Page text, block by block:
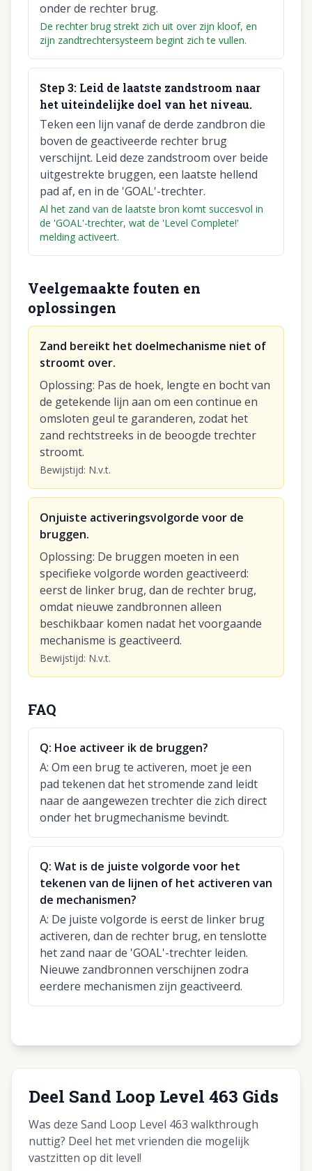
onder de rechter brug.
De rechter brug strekt zich uit over zijn kloof, en
zijn zandtrechtersysteem begint zich te vullen.
Step3: Leid de laatste zandstroom naar
het uiteindelijke doel van het niveau.
Teken een lijn vanaf de derde zandbron die
boven de geactiveerde rechter brug
verschijnt. Leid deze zandstroom over beide
uitgestrekte bruggen, een laatste hellend
pad af, en in de 'GOAL'-trechter.
Al het zand van de laatste bron komt succesvol in
de 'GOAL'-trechter, wat de 'Level Complete!'
melding activeert.
Veelgemaakte fouten en
oplossingen
Zand bereikt het doelmechanisme niet of
stroomt over.
Oplossing: Pas de hoek, lengte en bocht van
de getekende lijn aan om een continue en
omsloten geul te garanderen, zodat het
zand rechtstreeks in de beoogde trechter
stroomt.
Bewijstijd: N.v.t.
Onjuiste activeringsvolgorde voor de
bruggen.
Oplossing: De bruggen moeten in een
specifieke volgorde worden geactiveerd:
eerst de linker brug, dan de rechter brug,
omdat nieuwe zandbronnen alleen
beschikbaar komen nadat het voorgaande
mechanisme is geactiveerd.
Bewijstijd: N.v.t.
FAQ
Q: Hoe activeer ik de bruggen?
A: Om een brug te activeren, moet je een
pad tekenen dat het stromende zand leidt
naar de aangewezen trechter die zich direct
onder het brugmechanisme bevindt.
Q: Wat is de juiste volgorde voor het
tekenen van de lijnen of het activeren van
de mechanismen?
A: De juiste volgorde is eerst de linker brug
activeren, dan de rechter brug, en tenslotte
het zand naar de 'GOAL'-trechter leiden.
Nieuwe zandbronnen verschijnen zodra
eerdere mechanismen zijn geactiveerd.
Deel Sand Loop Level 463 Gids
Was deze Sand Loop Level 463 walkthrough
nuttig? Deel het met vrienden die mogelijk
vastzitten op dit level!